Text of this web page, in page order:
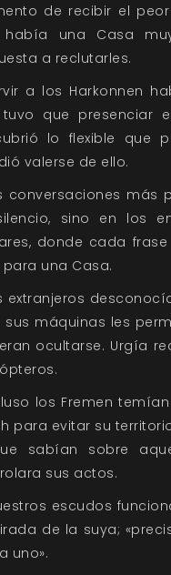
de recibir el
una Casa
a reclutarles.
a los Harkonnen
que presenciar
lo flexible que
valerse de ello.
conversaciones más
sino en los
donde cada
una Casa.
extranjeros
sus máquinas les
ocultarse. Urgía
los Fremen
para evitar su
sabían sobre
sus actos.
escudos
de la suya;
uno».